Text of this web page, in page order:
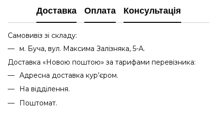
Доставка Оплата Консультація
Самовивіз зі складу:
м. Буча, вул. Максима Залізняка, 5-А.
Доставка «Новою поштою» за тарифами перевізника:
Адресна доставка кур’єром.
На відділення.
Поштомат.